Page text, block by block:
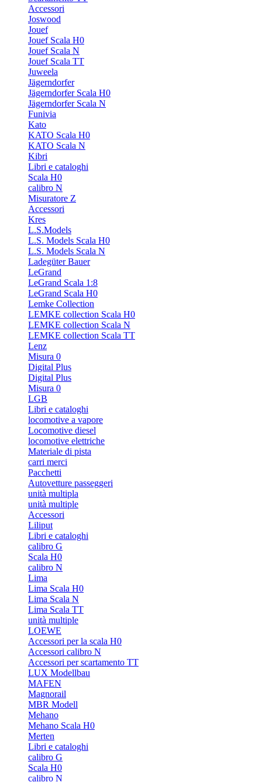
Accessori
Joswood
Jouef
Jouef Scala H0
Jouef Scala N
Jouef Scala TT
Juweela
Jägerndorfer
Jägerndorfer Scala H0
Jägerndorfer Scala N
Funivia
Kato
KATO Scala H0
KATO Scala N
Kibri
Libri e cataloghi
Scala H0
calibro N
Misuratore Z
Accessori
Kres
L.S.Models
L.S. Models Scala H0
L.S. Models Scala N
Ladegüter Bauer
LeGrand
LeGrand Scala 1:8
LeGrand Scala H0
Lemke Collection
LEMKE collection Scala H0
LEMKE collection Scala N
LEMKE collection Scala TT
Lenz
Misura 0
Digital Plus
Digital Plus
Misura 0
LGB
Libri e cataloghi
locomotive a vapore
Locomotive diesel
locomotive elettriche
Materiale di pista
carri merci
Pacchetti
Autovetture passeggeri
unità multipla
unità multiple
Accessori
Liliput
Libri e cataloghi
calibro G
Scala H0
calibro N
Lima
Lima Scala H0
Lima Scala N
Lima Scala TT
unità multiple
LOEWE
Accessori per la scala H0
Accessori calibro N
Accessori per scartamento TT
LUX Modellbau
MAFEN
Magnorail
MBR Modell
Mehano
Mehano Scala H0
Merten
Libri e cataloghi
calibro G
Scala H0
calibro N